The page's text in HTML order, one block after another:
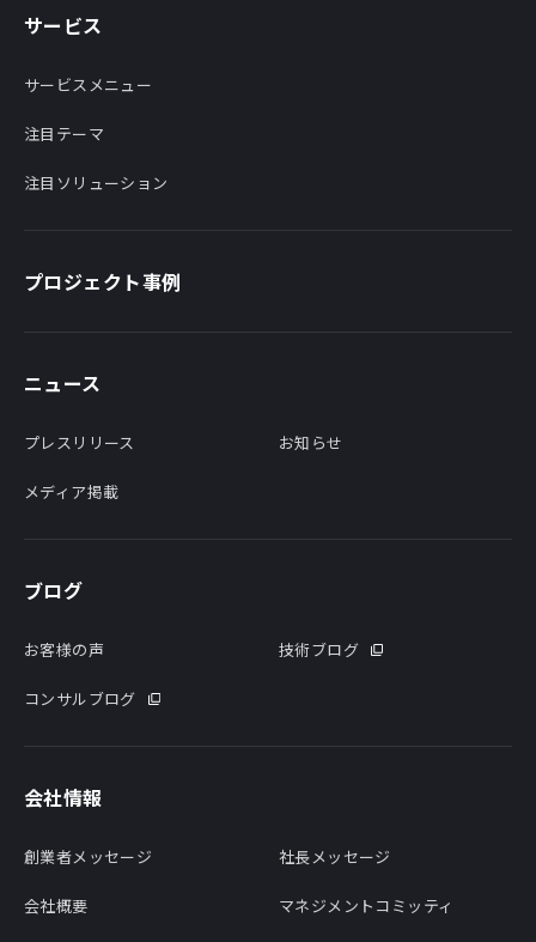
サービス
サービスメニュー
注目テーマ
注目ソリューション
プロジェクト事例
ニュース
プレスリリース お知らせ
メディア掲載
ブログ
お客様の声 技術ブログ
コンサルブログ
会社情報
創業者メッセージ 社長メッセージ
会社概要 マネジメントコミッティ